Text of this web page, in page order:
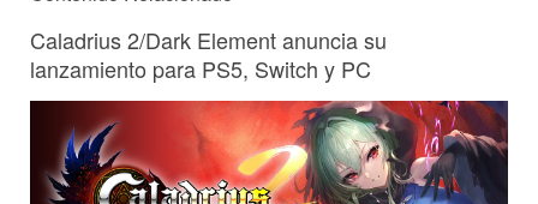
Caladrius 2/Dark Element anuncia su
lanzamiento para PS5, Switch y PC